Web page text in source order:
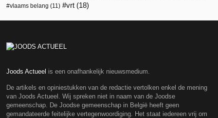
vlaams belang (11) vrt (18)
Joods Actueel is een onafhankelijk nieuwsmedium.
De artikels en opiniestukken van de redactie vertolken enkel de mening
van Joods Actueel. Wij spreken niet in naam van de Joodse
gemeenschap. De Joodse gemeenschap in België heeft geen
gemandateerde feitelijke vertegenwoordiging. Het staat iedereen vrij om